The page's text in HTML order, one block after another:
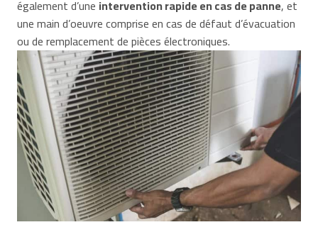
également d’une intervention rapide en cas de panne, et
une main d’oeuvre comprise en cas de défaut d’évacuation
ou de remplacement de pièces électroniques.